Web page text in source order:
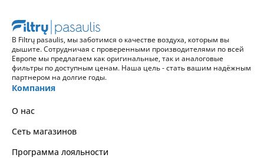
В Filtrų pasaulis, мы заботимся о качестве воздуха, которым вы
дышите. Сотрудничая с проверенными производителями по всей
Европе мы предлагаем как оригинальные, так и аналоговые
фильтры по доступным ценам. Наша цель - стать вашим надёжным
партнером на долгие годы.
Компания
О нас
Сеть магазинов
Программа лояльности